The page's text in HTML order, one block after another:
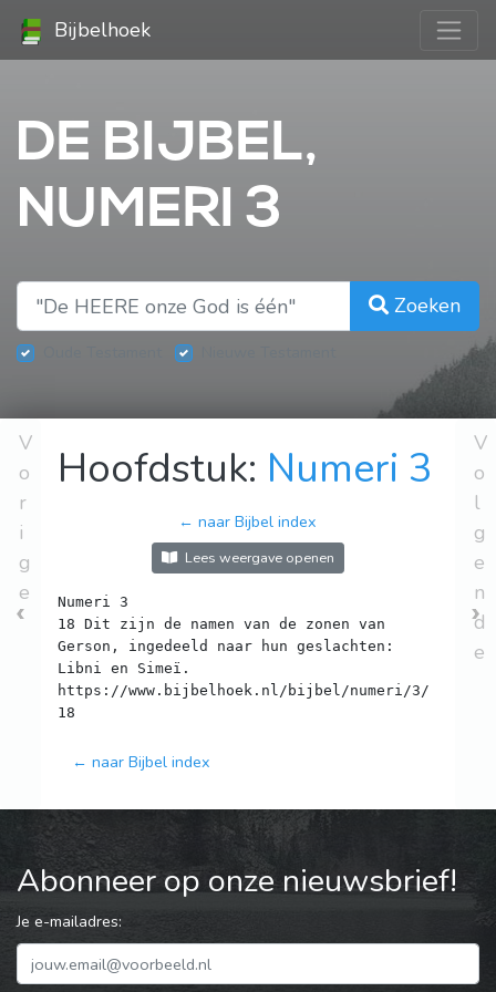
Bijbelhoek
DE BIJBEL,
NUMERI 3
Zoeken
V
o
r
i
g
e
Hoofdstuk: Numeri 3
← naar Bijbel index
Lees weergave openen
Numeri 3
18 Dit zijn de namen van de zonen van
Gerson, ingedeeld naar hun geslachten:
Libni en Simeï.
https://www.bijbelhoek.nl/bijbel/numeri/3/
← naar Bijbel index
V
o
l
g
e
n
d
e
Abonneer op onze nieuwsbrief!
Je e-mailadres: